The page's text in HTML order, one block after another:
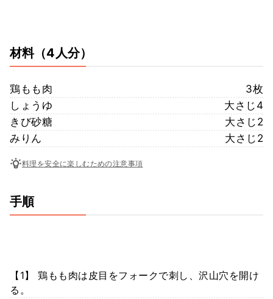
材料（4人分）
鶏もも肉
3枚
しょうゆ
大さじ4
きび砂糖
大さじ2
みりん
大さじ2
料理を安全に楽しむための注意事項
手順
【1】 鶏もも肉は皮目をフォークで刺し、沢山穴を開け
る。